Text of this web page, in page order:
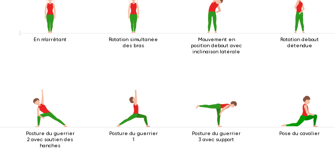
En m'arrêtant
Rotation simultanée
des bras
Mouvement en
position debout avec
inclinaison latérale
Rotation debout
détendue
Posture du guerrier
2 avec soutien des
hanches
Posture du guerrier
1
Posture du guerrier
3 avec support
Pose du cavalier